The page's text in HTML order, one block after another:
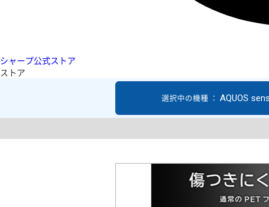
シャープ公式ストア
ストア
選択中の機種 ： AQUOS